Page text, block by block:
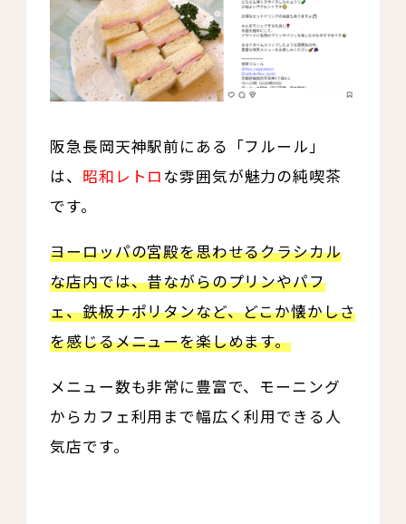
阪急長岡天神駅前にある「フルール」
は、 昭和レトロ な雰囲気が魅力の純喫茶
です。
ヨーロッパの宮殿を思わせるクラシカル
な店内では、昔ながらのプリンやパフ
ェ、鉄板ナポリタンなど、どこか懐かしさ
を感じるメニューを楽しめます。
メニュー数も非常に豊富で、モーニング
からカフェ利用まで幅広く利用できる人
気店です。